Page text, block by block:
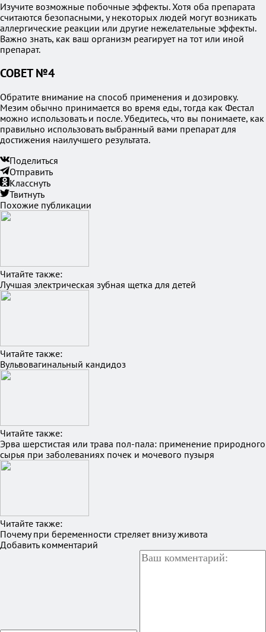
Изучите возможные побочные эффекты. Хотя оба препарата
считаются безопасными, у некоторых людей могут возникать
аллергические реакции или другие нежелательные эффекты.
Важно знать, как ваш организм реагирует на тот или иной
препарат.
СОВЕТ №4
Обратите внимание на способ применения и дозировку.
Мезим обычно принимается во время еды, тогда как Фестал
можно использовать и после. Убедитесь, что вы понимаете, как
правильно использовать выбранный вами препарат для
достижения наилучшего результата.
Поделиться
Отправить
Класснуть
Твитнуть
Похожие публикации
Читайте также:
Лучшая электрическая зубная щетка для детей
Читайте также:
Вульвовагинальный кандидоз
Читайте также:
Эрва шерстистая или трава пол-пала: применение природного
сырья при заболеваниях почек и мочевого пузыря
Читайте также:
Почему при беременности стреляет внизу живота
Добавить комментарий